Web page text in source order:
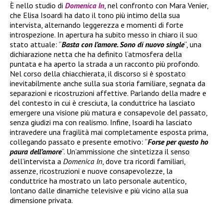
È nello studio di Domenica In, nel confronto con Mara Venier,
che Elisa Isoardi ha dato il tono più intimo della sua
intervista, alternando leggerezza e momenti di forte
introspezione. In apertura ha subito messo in chiaro il suo
stato attuale: “Basta con l’amore. Sono di nuovo single“, una
dichiarazione netta che ha definito l’atmosfera della
puntata e ha aperto la strada a un racconto più profondo.
Nel corso della chiacchierata, il discorso si è spostato
inevitabilmente anche sulla sua storia familiare, segnata da
separazioni e ricostruzioni affettive. Parlando della madre e
del contesto in cui è cresciuta, la conduttrice ha lasciato
emergere una visione più matura e consapevole del passato,
senza giudizi ma con realismo. Infine, Isoardi ha lasciato
intravedere una fragilità mai completamente esposta prima,
collegando passato e presente emotivo: “Forse per questo ho
paura dell’amore“. Un’ammissione che sintetizza il senso
dell’intervista a Domenica In, dove tra ricordi familiari,
assenze, ricostruzioni e nuove consapevolezze, la
conduttrice ha mostrato un lato personale autentico,
lontano dalle dinamiche televisive e più vicino alla sua
dimensione privata.